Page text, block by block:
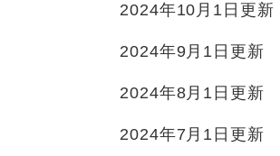
2024年10月1日更新
2024年9月1日更新
2024年8月1日更新
2024年7月1日更新